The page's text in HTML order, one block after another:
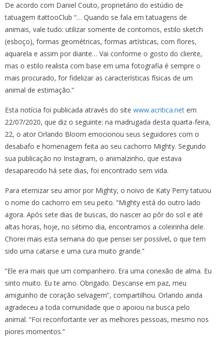
De acordo com Daniel Couto, proprietário do estúdio de
tatuagem itattooClub “… Quando se fala em tatuagens de
animais, vale tudo: utilizar somente de contornos, estilo sketch
(esboço), formas geométricas, formas artísticas, com flores,
aquarela e assim por diante… Vai conforme o gosto do cliente,
mas o estilo realista com base em uma fotografia é sempre o
mais procurado, for fidelizar as características físicas de um
animal de estimação.”
Esta notícia foi publicada através do site www.acritica.net em
22/07/2020, que diz o seguinte: na madrugada desta quarta-feira,
22, o ator Orlando Bloom emocionou seus seguidores com o
desabafo e homenagem feita ao seu cachorro Mighty. Segundo
sua publicação no Instagram, o animalzinho, que estava
desaparecido há sete dias, foi encontrado sem vida.
Para eternizar seu amor por Mighty, o noivo de Katy Perry tatuou
o nome do cachorro em seu peito. “Mighty está do outro lado
agora. Após sete dias de buscas, do nascer ao pôr do sol e até
altas horas, hoje, no sétimo dia, encontramos a coleirinha dele.
Chorei mais esta semana do que pensei ser possível, o que tem
sido uma catarse e uma cura muito grande.”
“Ele era mais que um companheiro. Era uma conexão de alma. Eu
sinto muito. Eu te amo. Obrigado. Descanse em paz, meu
amiguinho de coração selvagem”, compartilhou. Orlando ainda
agradeceu a toda comunidade que o apoiou na busca pelo
animal. “Foi reconfortante ver as melhores pessoas, mesmo nos
piores momentos.”